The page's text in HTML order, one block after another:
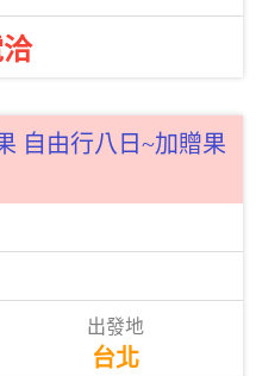
自由行八日~加贈果
台北